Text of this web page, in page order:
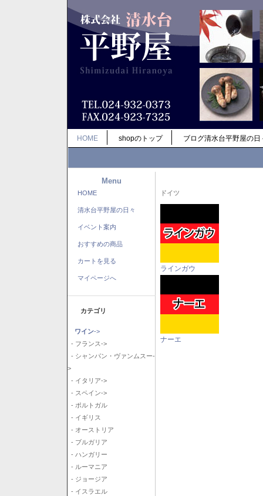
HOME shopのトップ ブログ清水台平野屋の日
Menu
HOME
清水台平野屋の日々
イベント案内
おすすめの商品
カートを見る
マイページへ
カテゴリ
ワイン->
- フランス->
- シャンパン・ヴァンムスー-
>
- イタリア->
- スペイン->
- ポルトガル
- イギリス
- オーストリア
- ブルガリア
- ハンガリー
- ルーマニア
- ジョージア
- イスラエル
ドイツ
ラインガウ
ナーエ